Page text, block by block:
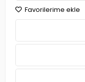
Favorilerime ekle